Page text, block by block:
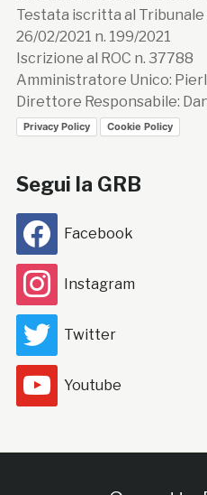
Testata iscritta al Tribunale
26/02/2021 n. 199/2021
Iscrizione al ROC n. 37788
Amministratore Unico:
Direttore Responsabile:
Privacy Policy Cookie Policy
Segui la GRB
Facebook
Instagram
Twitter
Youtube